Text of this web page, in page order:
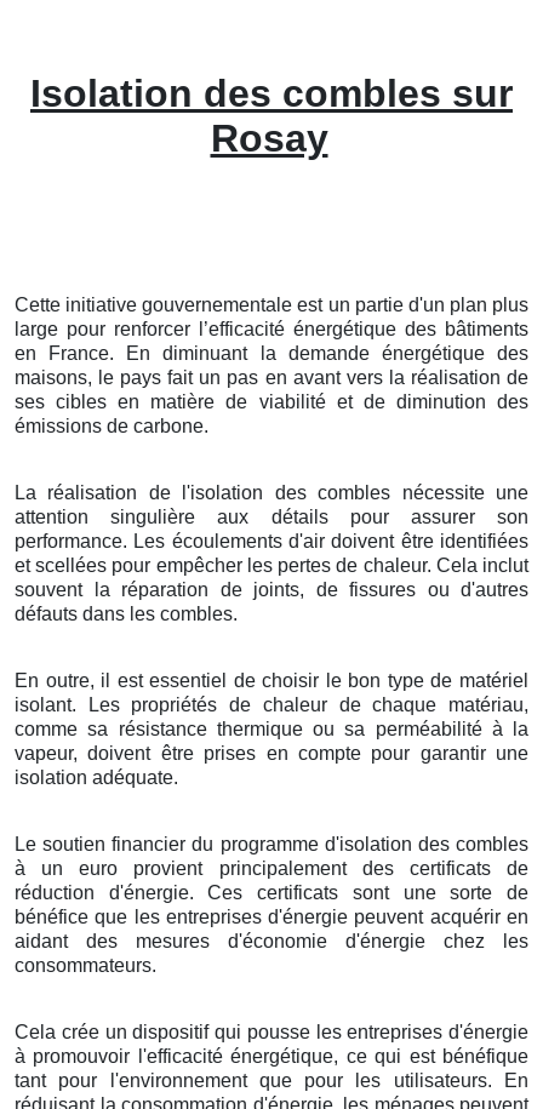
Isolation des combles sur
Rosay
Cette initiative gouvernementale est un partie d'un plan plus
large pour renforcer l’efficacité énergétique des bâtiments
en France. En diminuant la demande énergétique des
maisons, le pays fait un pas en avant vers la réalisation de
ses cibles en matière de viabilité et de diminution des
émissions de carbone.
La réalisation de l'isolation des combles nécessite une
attention singulière aux détails pour assurer son
performance. Les écoulements d'air doivent être identifiées
et scellées pour empêcher les pertes de chaleur. Cela inclut
souvent la réparation de joints, de fissures ou d'autres
défauts dans les combles.
En outre, il est essentiel de choisir le bon type de matériel
isolant. Les propriétés de chaleur de chaque matériau,
comme sa résistance thermique ou sa perméabilité à la
vapeur, doivent être prises en compte pour garantir une
isolation adéquate.
Le soutien financier du programme d'isolation des combles
à un euro provient principalement des certificats de
réduction d'énergie. Ces certificats sont une sorte de
bénéfice que les entreprises d'énergie peuvent acquérir en
aidant des mesures d'économie d'énergie chez les
consommateurs.
Cela crée un dispositif qui pousse les entreprises d'énergie
à promouvoir l'efficacité énergétique, ce qui est bénéfique
tant pour l'environnement que pour les utilisateurs. En
réduisant la consommation d'énergie, les ménages peuvent